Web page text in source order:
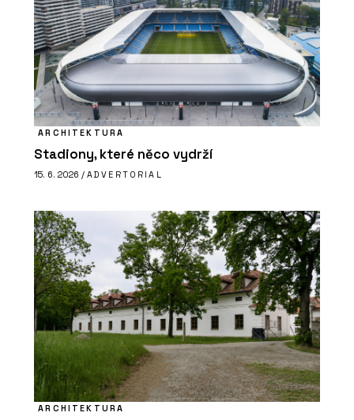
ARCHITEKTURA
Stadiony, které něco vydrží
15. 6. 2026 / ADVERTORIAL
ARCHITEKTURA